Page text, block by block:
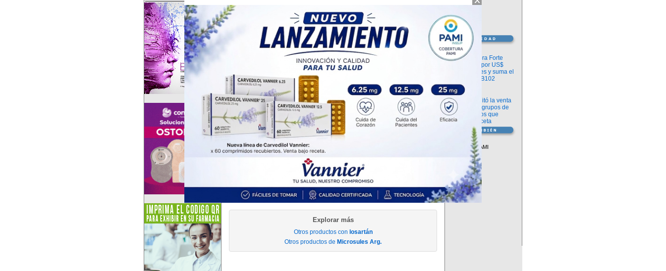
$29.473,03
Producto Reconocido
$11.279,27
Cobertura Monto Fijo
$17.423,93
100 mg comp.rec.x 30
SIFAR
Producto Reconocido
PAMI
AF$13.756,29
IOMA
Cobertura Monto Fijo
OS$14.966,11AF $20.979,41
ENROMICcontienelosartány se indica como
Microsules Arg.
y cuenta con 3 presentaciones
disponibles.
Algunas presentaciones cuentan con cobertura PAMI.
Explorar más
Otros productos con losartán
Otros productos de Microsules Arg.
Información
argenx compra Forte
Biosciences por US$
2.200 millones y suma el
anticuerpo FB102
Información
ANMAT habilitó la venta
libre de diez grupos de
medicamentos que
requerían receta
Vademécum
Descuentos PAMI